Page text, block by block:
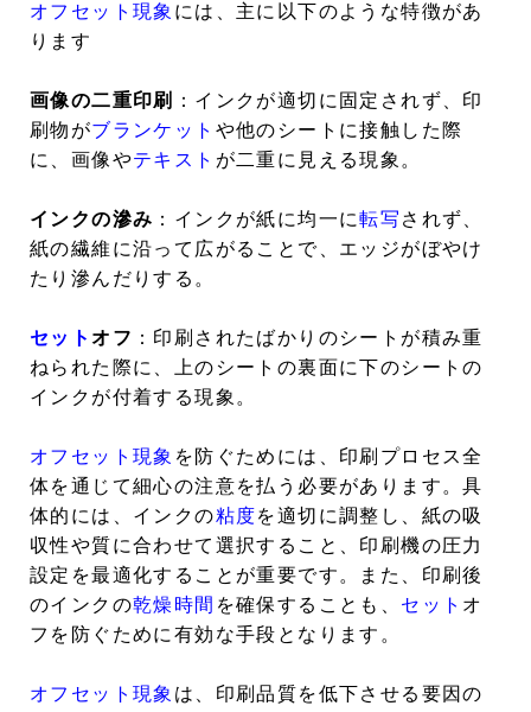
オフセット現象 には、主に以下のような特徴があ
ります
画像の二重印刷
：インクが適切に固定されず、印
刷物がブランケット や他のシートに接触した際
に、画像やテキスト が二重に見える現象。
インクの滲み ：インクが紙に均一に転写 されず、
紙の繊維に沿って広がることで、エッジがぼやけ
たり滲んだりする。
セットオフ ：印刷されたばかりのシートが積み重
ねられた際に、上のシートの裏面に下のシートの
インクが付着する現象。
オフセット現象 を防ぐためには、印刷プロセス全
体を通じて細心の注意を払う必要があります。具
体的には、インクの粘度を適切に調整し、紙の吸
収性や質に合わせて選択すること、印刷機の圧力
設定を最適化することが重要です。また、印刷後
のインクの乾燥時間 を確保することも、 セット オ
フを防ぐために有効な手段となります。
オフセット現象 は、印刷品質を低下させる要因の